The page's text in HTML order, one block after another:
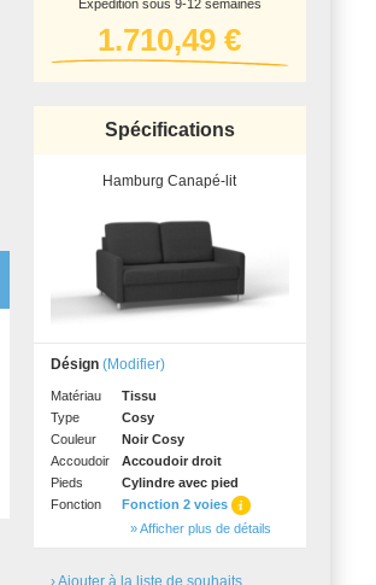
Spare 30% auf alles
Expédition sous 9-12 semaines
1.710,49 €
Spécifications
Hamburg Canapé-lit
Désign (Modifier)
Matériau
Tissu
Type
Cosy
Couleur
Noir Cosy
Accoudoir
Accoudoir droit
Pieds
Cylindre avec pied
Fonction
Fonction 2 voies
» Afficher plus de détails
› Ajouter à la liste de souhaits